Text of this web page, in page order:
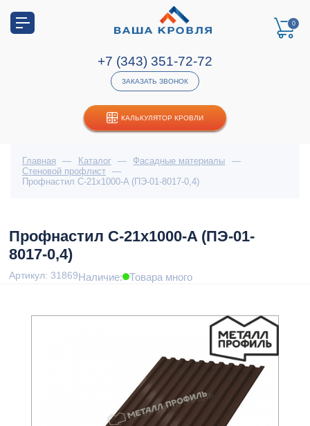
КАЛЬКУЛЯТОР КРОВЛИ
0
+7 (343) 351-72-72
ЗАКАЗАТЬ ЗВОНОК
Главная — Каталог — Фасадные материалы
—
Стеновой профлист
—
Профнастил С-21x1000-A (ПЭ-01-8017-0,4)
Профнастил С-21x1000-A (ПЭ-01-
8017-0,4)
Артикул: 31869Наличие: Товара много